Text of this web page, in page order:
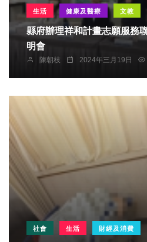
生活 健康及醫療 文教
縣府辦理祥和計畫志願服務
明會
陳朝枝 2024年三月19日
社會 生活 財經及消費